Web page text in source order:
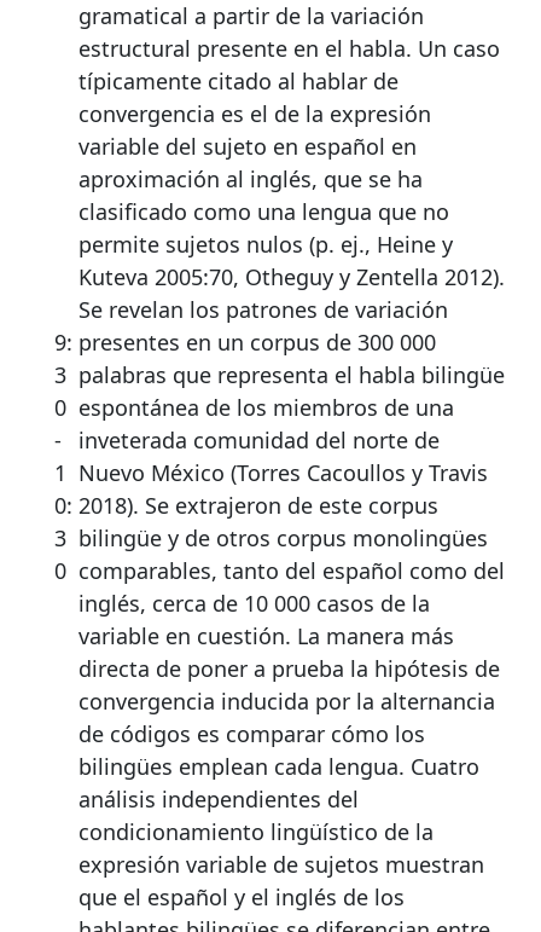
9:
3
0
-
1
0:
3
0
gramatical a partir de la variación
estructural presente en el habla. Un caso
típicamente citado al hablar de
convergencia es el de la expresión
variable del sujeto en español en
aproximación al inglés, que se ha
clasificado como una lengua que no
permite sujetos nulos (p. ej., Heine y
Kuteva 2005:70, Otheguy y Zentella 2012).
Se revelan los patrones de variación
presentes en un corpus de 300 000
palabras que representa el habla bilingüe
espontánea de los miembros de una
inveterada comunidad del norte de
Nuevo México (Torres Cacoullos y Travis
2018). Se extrajeron de este corpus
bilingüe y de otros corpus monolingües
comparables, tanto del español como del
inglés, cerca de 10 000 casos de la
variable en cuestión. La manera más
directa de poner a prueba la hipótesis de
convergencia inducida por la alternancia
de códigos es comparar cómo los
bilingües emplean cada lengua. Cuatro
análisis independientes del
condicionamiento lingüístico de la
expresión variable de sujetos muestran
que el español y el inglés de los